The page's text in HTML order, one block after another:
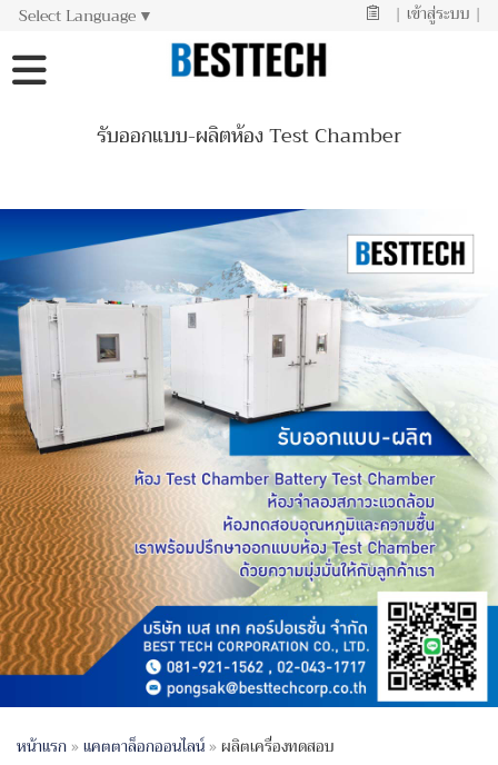
Select Language ▼ | เข้าสู่ระบบ |
รับออกแบบ-ผลิตห้อง Test Chamber
หน้าแรก»แคตตาล็อกออนไลน์»ผลิตเครื่องทดสอบ